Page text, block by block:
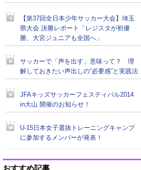
【第37回全日本少年サッカー大会】埼玉
県大会 決勝レポート「レジスタが初優
勝、大宮ジュニアも全国へ」
サッカーで「声を出す」意味って？ 理
解しておきたい声出しの“必要感”と実践法
JFAキッズサッカーフェスティバル2014
in大山 開催のお知らせ！
U-15日本女子選抜トレーニングキャンプ
に参加するメンバーが発表！
おすすめ記事